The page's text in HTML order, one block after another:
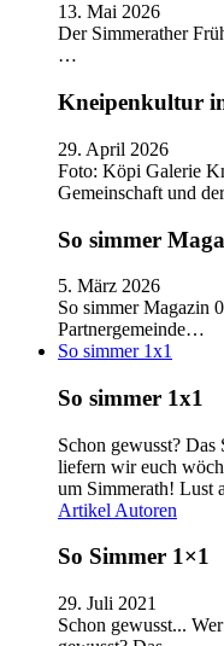
13. Mai 2026
Der Simmerather
…
Kneipenkultur
29. April 2026
Foto: Köpi Galerie
Gemeinschaft und
So simmer
5. März 2026
So simmer Magazin
Partnergemeinde…
So simmer 1x1
So simmer 1x1
Schon gewusst?
liefern wir euch
um Simmerath! Lust
Artikel Autoren
So Simmer 1×1
29. Juli 2021
Schon gewusst...